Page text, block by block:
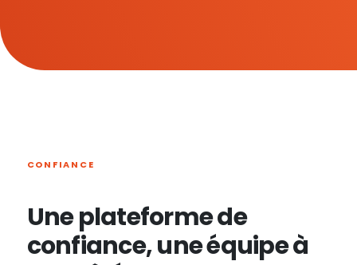
CONFIANCE
Une plateforme de
confiance, une équipe à